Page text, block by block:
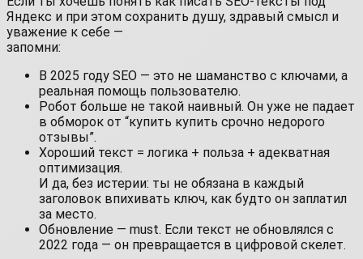
Яндекс и при этом сохранить душу, здравый смысл и
уважение к себе —
запомни:
В 2025 году SEO — это не шаманство с ключами, а
реальная помощь пользователю.
Робот больше не такой наивный. Он уже не падает
в обморок от “купить купить срочно недорого
отзывы”.
Хороший текст = логика + польза + адекватная
оптимизация.
И да, без истерии: ты не обязана в каждый
заголовок впихивать ключ, как будто он заплатил
за место.
Обновление — must. Если текст не обновлялся с
2022 года — он превращается в цифровой скелет.